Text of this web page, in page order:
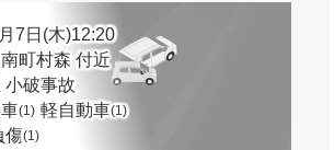
7日(木)12:20
町村森 付近
小破事故
(1) 軽自動車(1)
傷(1)